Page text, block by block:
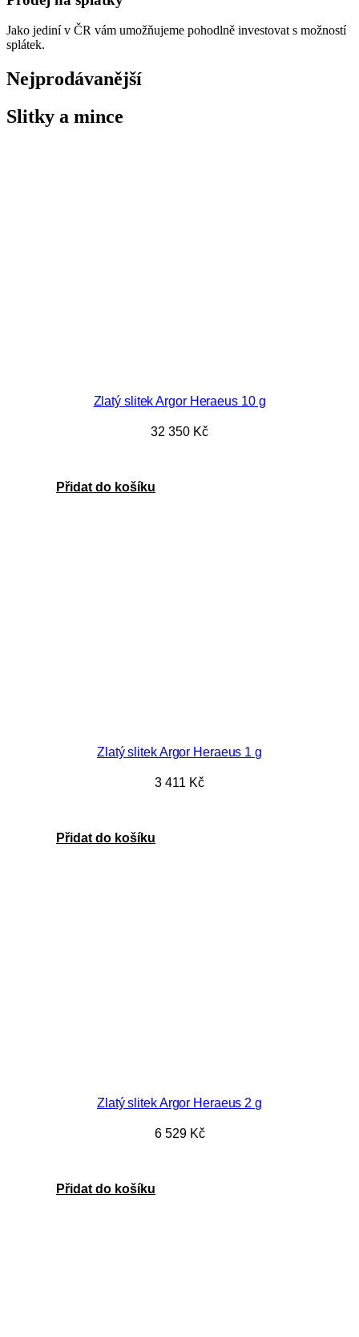
Jako jediní v ČR vám umožňujeme pohodlně investovat s možností
splátek.
Nejprodávanější
Slitky a mince
Zlatý slitek Argor Heraeus 10 g
32 350 Kč
Přidat do košíku
Zlatý slitek Argor Heraeus 1 g
3 411 Kč
Přidat do košíku
Zlatý slitek Argor Heraeus 2 g
6 529 Kč
Přidat do košíku